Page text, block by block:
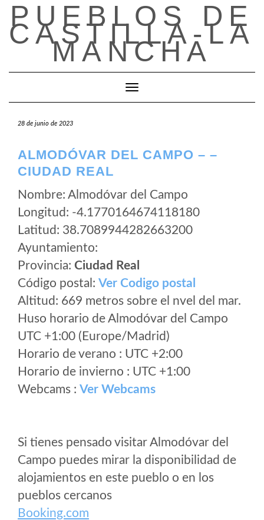
Saltar
contenido
PUEBLOS DE
CASTILLA-LA
MANCHA
Cambiar modo de navegación
28 de junio de 2023
ALMODÓVAR DEL CAMPO – –
CIUDAD REAL
Nombre: Almodóvar del Campo
Longitud: -4.1770164674118180
Latitud: 38.7089944282663200
Ayuntamiento:
Provincia: Ciudad Real
Código postal: Ver Codigo postal
Altitud: 669 metros sobre el nvel del mar.
Huso horario de Almodóvar del Campo
UTC +1:00 (Europe/Madrid)
Horario de verano : UTC +2:00
Horario de invierno : UTC +1:00
Webcams : Ver Webcams
Si tienes pensado visitar Almodóvar del
Campo puedes mirar la disponibilidad de
alojamientos en este pueblo o en los
pueblos cercanos
Booking.com